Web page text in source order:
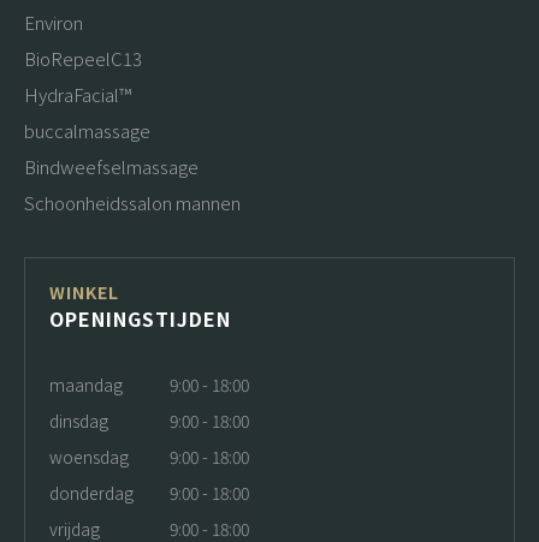
Environ
BioRepeelC13
HydraFacial™
buccalmassage
Bindweefselmassage
Schoonheidssalon mannen
WINKEL
OPENINGSTIJDEN
maandag
9:00 - 18:00
dinsdag
9:00 - 18:00
woensdag
9:00 - 18:00
donderdag
9:00 - 18:00
vrijdag
9:00 - 18:00